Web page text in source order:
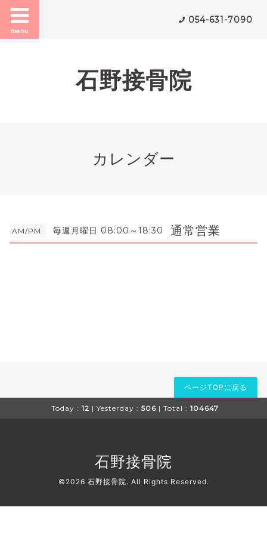
menu
054-631-7090
石野接骨院
カレンダー
AM/PM 毎週月曜日 08:00～18:30 通常営業
ページTOPに戻る
Today : 12 | Yesterday : 506 | Total : 104647
石野接骨院
©2026 石野接骨院. All Rights Reserved.